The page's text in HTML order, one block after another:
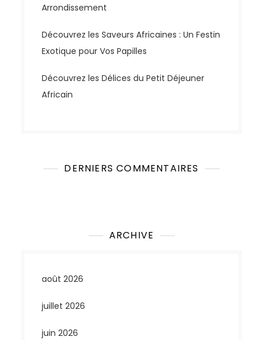
Arrondissement
Découvrez les Saveurs Africaines : Un Festin
Exotique pour Vos Papilles
Découvrez les Délices du Petit Déjeuner
Africain
DERNIERS COMMENTAIRES
ARCHIVE
août 2026
juillet 2026
juin 2026